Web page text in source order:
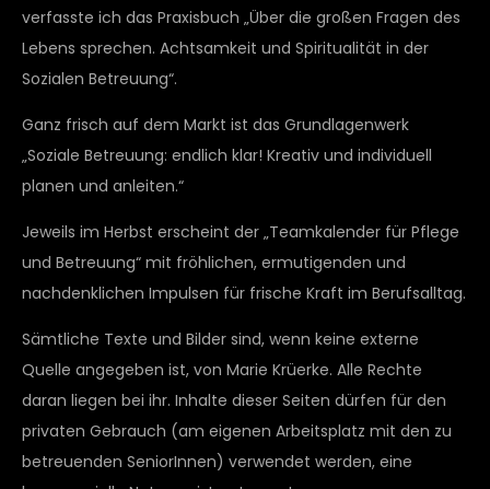
verfasste ich das Praxisbuch „Über die großen Fragen des
Lebens sprechen. Achtsamkeit und Spiritualität in der
Sozialen Betreuung“.
Ganz frisch auf dem Markt ist das Grundlagenwerk
„Soziale Betreuung: endlich klar! Kreativ und individuell
planen und anleiten.“
Jeweils im Herbst erscheint der „Teamkalender für Pflege
und Betreuung“ mit fröhlichen, ermutigenden und
nachdenklichen Impulsen für frische Kraft im Berufsalltag.
Sämtliche Texte und Bilder sind, wenn keine externe
Quelle angegeben ist, von Marie Krüerke. Alle Rechte
daran liegen bei ihr. Inhalte dieser Seiten dürfen für den
privaten Gebrauch (am eigenen Arbeitsplatz mit den zu
betreuenden SeniorInnen) verwendet werden, eine